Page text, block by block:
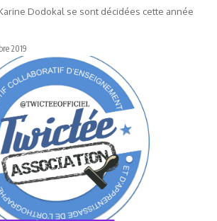
Dodokal se sont décidées cette année
2019